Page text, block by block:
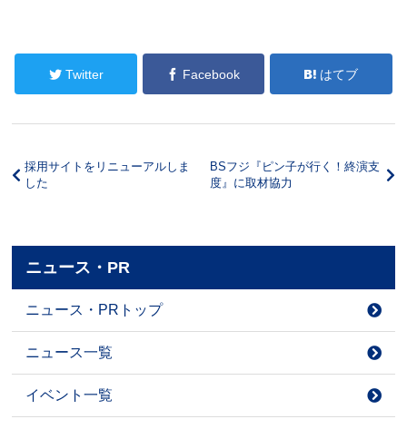
Twitter Facebook はてブ
採用サイトをリニューアルしま
した
BSフジ『ピン子が行く！終演支
度』に取材協力
ニュース・PR
ニュース・PRトップ
ニュース一覧
イベント一覧